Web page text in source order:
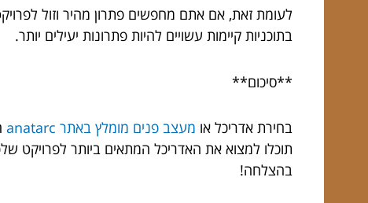
לעומת זאת, אם אתם מחפשים פתרון מהיר וזול
בתוכניות קיימות עשויים להיות פתרונות יעילים יותר.
**סיכום**
בחירת אדריכל או מעצב פנים מומלץ באתר anatarc
תוכלו למצוא את האדריכל המתאים ביותר לפרויקט
בהצלחה!